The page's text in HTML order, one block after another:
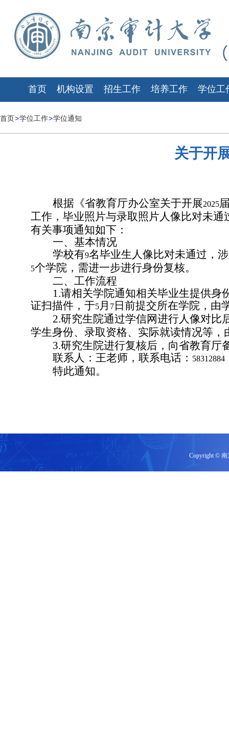
首页 机构设置 招生工作 培养工作 学位工
首页 学位工作 学位通知
关于开
根据《省教育厅办公室关于开展2025
工作，毕业照片与录取照片人像比对未
有关事项通知如下：
一、基本情况
学校有9名毕业生人像比对未通过，
5个学院，需进一步进行身份复核。
二、工作流程
1.请相关学院通知相关毕业生提供
证扫描件，于5月 7 日前提交所在学院，由
2.研究生院通过学信网进行人像对比
学生身份、录取资格、实际就读情况等，
3.研究生院进行复核后， 向省教育厅
联系人：王老师，联系电话： 58312884
特此通知。
Copyright ©